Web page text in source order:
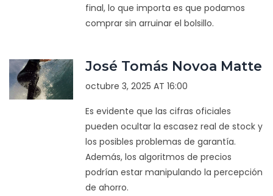
final, lo que importa es que podamos
comprar sin arruinar el bolsillo.
José Tomás Novoa Matte
octubre 3, 2025 AT 16:00
Es evidente que las cifras oficiales
pueden ocultar la escasez real de stock y
los posibles problemas de garantía.
Además, los algoritmos de precios
podrían estar manipulando la percepción
de ahorro.